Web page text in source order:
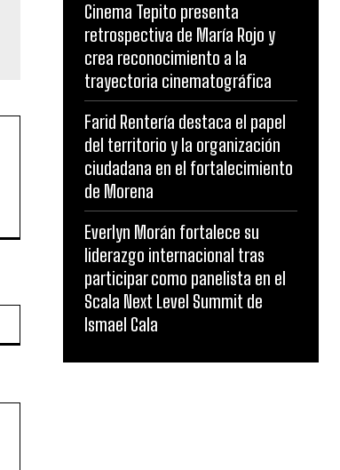
Cinema Tepito presenta
retrospectiva de María Rojo y
crea reconocimiento a la
trayectoria cinematográfica
Farid Rentería destaca el papel
del territorio y la organización
ciudadana en el fortalecimiento
de Morena
Everlyn Morán fortalece su
liderazgo internacional tras
participar como panelista en el
Scala Next Level Summit de
Ismael Cala